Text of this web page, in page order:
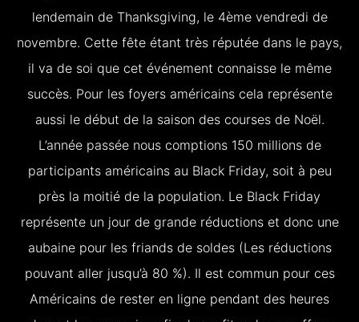
lendemain de Thanksgiving, le 4ème vendredi de
novembre. Cette fête étant très réputée dans le pays,
il va de soi que cet événement connaisse le même
succès. Pour les foyers américains cela représente
aussi le début de la saison des courses de Noël.
L’année passée nous comptions 150 millions de
participants américains au Black Friday, soit à peu
près la moitié de la population. Le Black Friday
représente un jour de grande réductions et donc une
aubaine pour les friands de soldes (Les réductions
pouvant aller jusqu’à 80 %). Il est commun pour ces
Américains de rester en ligne pendant des heures